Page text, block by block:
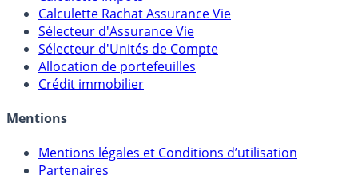
Calculateur d'intérêts
Calculette Impôts
Calculette Rachat Assurance Vie
Sélecteur d'Assurance Vie
Sélecteur d'Unités de Compte
Crédit immobilier
Mentions